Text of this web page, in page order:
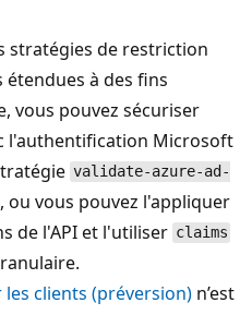
stratégies de restriction
étendues à des fins
vous pouvez sécuriser
l'authentification Microsoft
validate-azure-ad-
ou vous pouvez l'appliquer
de l'API et l'utiliser claims
clients (préversion) n’est